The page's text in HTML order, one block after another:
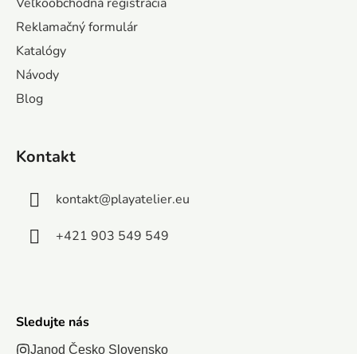
Reklamačný formulár
Katalógy
Návody
Blog
Kontakt
kontakt@playatelier.eu
+421 903 549 549
Sledujte nás
Janod Česko Slovensko